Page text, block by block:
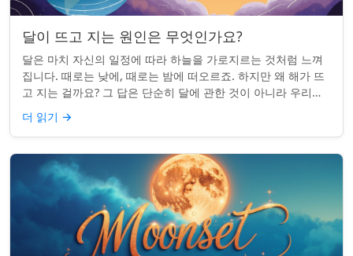
달이 뜨고 지는 원인은 무엇인가요?
달은 마치 자신의 일정에 따라 하늘을 가로지르는 것처럼 느껴
집니다. 때로는 낮에, 때로는 밤에 떠오르죠. 하지만 왜 해가 뜨
고 지는 걸까요? 그 답은 단순히 달에 관한 것이 아니라 우리에
관한 것입니다. 핵심 통찰:...
더 읽기 →